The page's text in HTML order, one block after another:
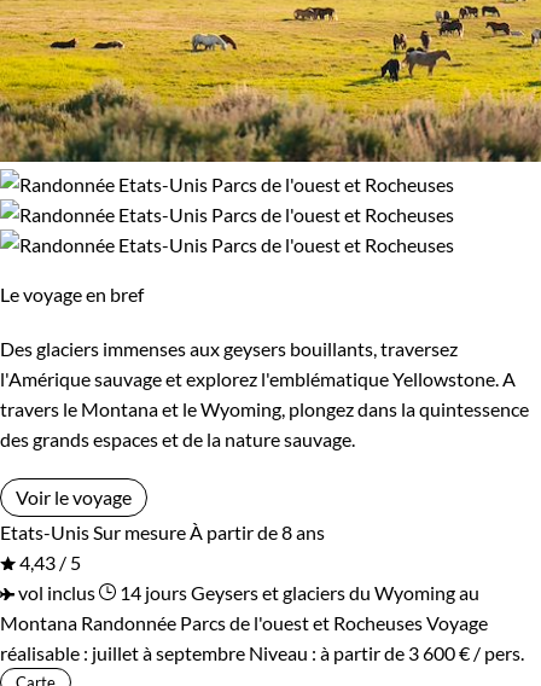
Le voyage en bref
Des glaciers immenses aux geysers bouillants, traversez
l'Amérique sauvage et explorez l'emblématique Yellowstone. A
travers le Montana et le Wyoming, plongez dans la quintessence
des grands espaces et de la nature sauvage.
Voir le voyage
Etats-Unis Sur mesure À partir de 8 ans
4,43 / 5
vol inclus
14 joursGeysers et glaciers du Wyoming au
Montana Randonnée Parcs de l'ouest et RocheusesVoyage
réalisable : juillet à septembre Niveau : à partir de 3 600 € / pers.
Carte